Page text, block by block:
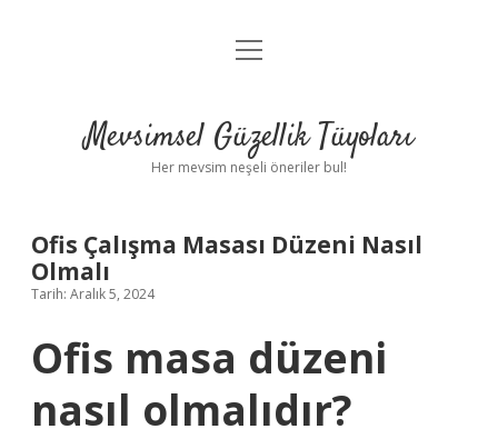
Anasayfa
Yasal Uyarı
menüyü
Mevsimsel Güzellik Tüyoları
Her mevsim neşeli öneriler bul!
Ofis Çalışma Masası Düzeni Nasıl
Olmalı
Tarih: Aralık 5, 2024
Ofis masa düzeni
nasıl olmalıdır?